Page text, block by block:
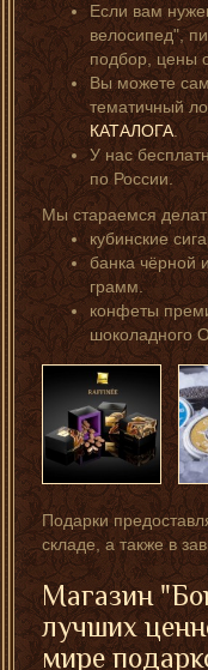
Если вам
велосипед",
подбор, цены
Вы можете
тематичный
КАТАЛОГА.
У нас
по России.
Мы стараемся
кубинские
банка чёрной
грамм.
конфеты
шоколадного
Подарки
складе, а также в
Магазин
лучших
мире